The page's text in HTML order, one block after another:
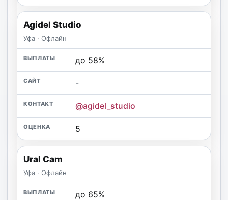
Agidel Studio
Уфа · Офлайн
до 58%
-
@agidel_studio
5
Ural Cam
Уфа · Офлайн
до 65%